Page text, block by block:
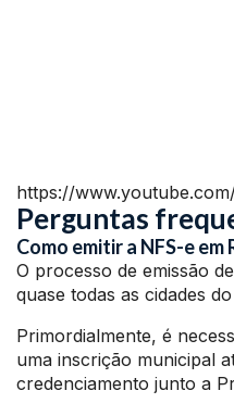
https://
Perguntas
Como emitir a NFS-e em
O processo de emissão
quase todas as cidades
Primordialmente, é
uma inscrição municipal
credenciamento junto a